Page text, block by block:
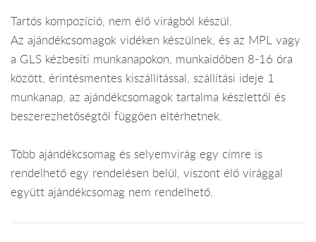
Tartós kompozíció, nem élő virágból készül.
Az ajándékcsomagok vidéken készülnek, és az MPL vagy
a GLS kézbesíti munkanapokon, munkaidőben 8-16 óra
között, érintésmentes kiszállítással, szállítási ideje 1
munkanap, az ajándékcsomagok tartalma készlettől és
beszerezhetőségtől függően eltérhetnek.
Több ajándékcsomag és selyemvirág egy címre is
rendelhető egy rendelésen belül, viszont élő virággal
együtt ajándékcsomag nem rendelhető.